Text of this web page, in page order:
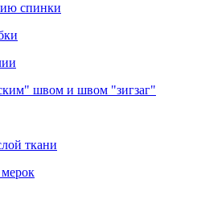
спинки
швом и швом "зигзаг"
ткани